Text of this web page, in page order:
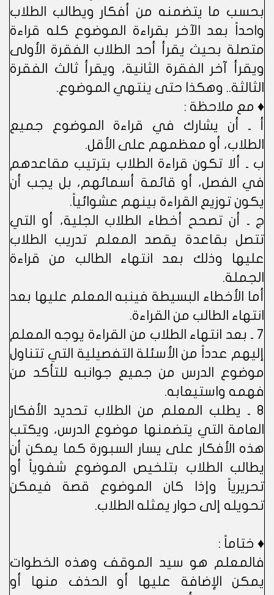
بحسب ما يتضمنه من أفكار ويطالب الطلاب
واحداً بعد الآخر بقراءة الموضوع كله قراءة
متصلة بحيث يقرأ أحد الطلاب الفقرة الأولى
ويقرأ آخر الفقرة الثانية، ويقرأ ثالث الفقرة
الثالثة.. وهكذا حتى ينتهي الموضوع.
♦ مع ملاحظة :
أ ـ أن يشارك في قراءة الموضوع جميع
الطلاب، أو معظمهم على الأقل.
ب ـ ألا تكون قراءة الطلاب بترتيب مقاعدهم
في الفصل، أو قائمة أسمائهم، بل يجب أن
يكون توزيع القراءة بينهم عشوائياً.
ج ـ أن تصحح أخطاء الطلاب الجلية، أو التي
تتصل بقاعدة يقصد المعلم تدريب الطلاب
عليها وذلك بعد انتهاء الطالب من قراءة
الجملة.
أما الأخطاء البسيطة فينبه المعلم عليها بعد
انتهاء الطالب من القراءة.
7 ـ بعد انتهاء الطلاب من القراءة يوجه المعلم
إليهم عدداً من الأسئلة التفصيلية التي تتناول
موضوع الدرس من جميع جوانبه للتأكد من
فهمه واستيعابه.
8 ـ يطلب المعلم من الطلاب تحديد الأفكار
العامة التي يتضمنها موضوع الدرس، ويكتب
هذه الأفكار على يسار السبورة كما يمكن أن
يطالب الطلاب بتلخيص الموضوع شفوياً أو
تحريرياً وإذا كان الموضوع قصة فيمكن
تحويله إلى حوار يمثله الطلاب.
♦ ختاماً :
فالمعلم هو سيد الموقف وهذه الخطوات
يمكن الإضافة عليها أو الحذف منها أو